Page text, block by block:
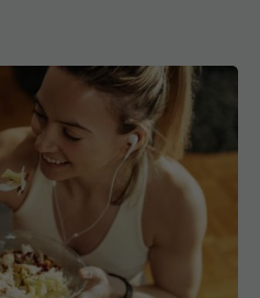
cu stomacul când ai